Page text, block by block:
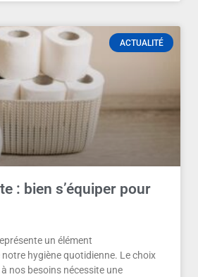
ACTUALITÉ
: bien s’équiper pour
un élément
hygiène quotidienne. Le choix
nos besoins nécessite une